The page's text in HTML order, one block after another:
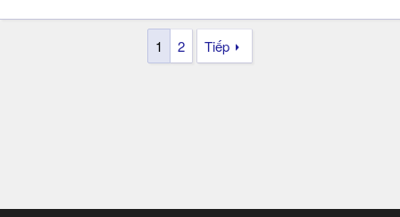
1 2 Tiếp